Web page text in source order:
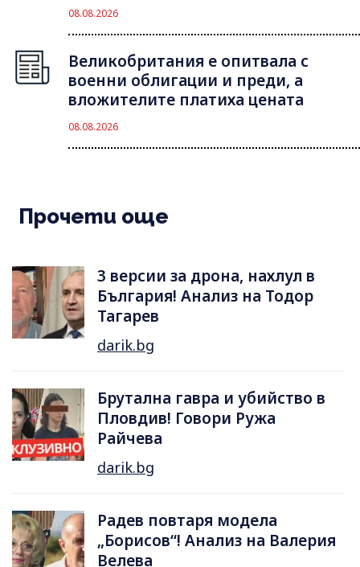
08.08.2026
Великобритания е опитвала с
военни облигации и преди, а
вложителите платиха цената
08.08.2026
Прочети още
3 версии за дрона, нахлул в
България! Анализ на Тодор
Тагарев
darik.bg
Брутална гавра и убийство в
Пловдив! Говори Ружа
Райчева
darik.bg
Радев повтаря модела
„Борисов“! Анализ на Валерия
Велева